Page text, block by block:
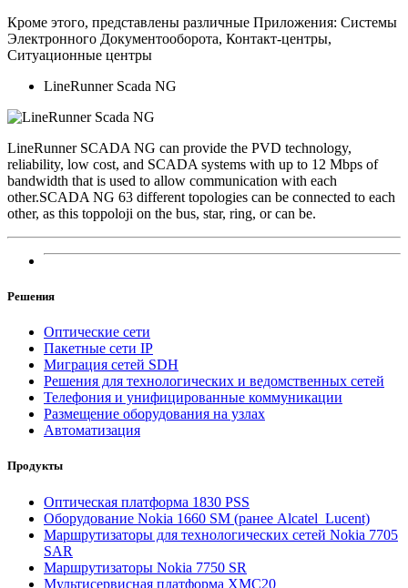
Кроме этого, представлены различные Приложения: Системы
Электронного Документооборота, Контакт-центры,
Ситуационные центры
LineRunner Scada NG
LineRunner SCADA NG can provide the PVD technology,
reliability, low cost, and SCADA systems with up to 12 Mbps of
bandwidth that is used to allow communication with each
other.SCADA NG 63 different topologies can be connected to each
other, as this toppoloji on the bus, star, ring, or can be.
Решения
Оптические сети
Пакетные сети IP
Миграция сетей SDH
Решения для технологических и ведомственных сетей
Телефония и унифицированные коммуникации
Размещение оборудования на узлах
Автоматизация
Продукты
Оптическая платформа 1830 PSS
Оборудование Nokia 1660 SM (ранее Alcatel_Lucent)
Маршрутизаторы для технологических сетей Nokia 7705
SAR
Маршрутизаторы Nokia 7750 SR
Мультисервисная платформа XMC20